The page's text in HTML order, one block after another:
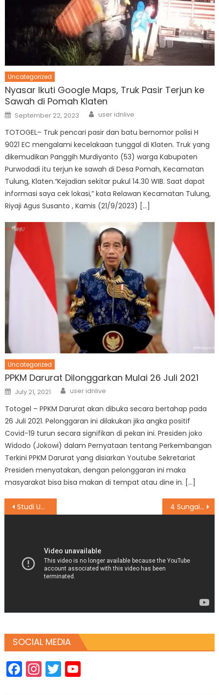
Uncategorized
Nyasar Ikuti Google Maps, Truk Pasir Terjun ke
Sawah di Pomah Klaten
Posted
on
September 22, 2023 Author
user idnlive
TOTOGEL– Truk pencari pasir dan batu bernomor polisi H
9021 EC mengalami kecelakaan tunggal di Klaten. Truk yang
dikemudikan Panggih Murdiyanto (53) warga Kabupaten
Purwodadi itu terjun ke sawah di Desa Pomah, Kecamatan
Tulung, Klaten.“Kejadian sekitar pukul 14.30 WIB. Saat dapat
informasi saya cek lokasi,” kata Relawan Kecamatan Tulung,
Riyaji Agus Susanto , Kamis (21/9/2023) […]
Uncategorized
PPKM Darurat Dilonggarkan Mulai 26 Juli 2021
Posted
on
July 21, 2021 Author
user idnlive
Totogel – PPKM Darurat akan dibuka secara bertahap pada
26 Juli 2021. Pelonggaran ini dilakukan jika angka positif
Covid-19 turun secara signifikan di pekan ini. Presiden joko
Widodo (Jokowi) dalam Pernyataan tentang Perkembangan
Terkini PPKM Darurat yang disiarkan Youtube Sekretariat
Presiden menyatakan, dengan pelonggaran ini maka
masyarakat bisa bisa makan di tempat atau dine in. […]
Post
Studi Ungkap Waktu Terbaik untuk Seks di Pagi Hari, Apa Saja Plus Minusnya? 4 Sungai di Banten Meluap, Jalan Penghubung Lebak dan Sukabumi Terputus
SOCIAL MEDIA
Facebook
Instagram
TwitterYouTube